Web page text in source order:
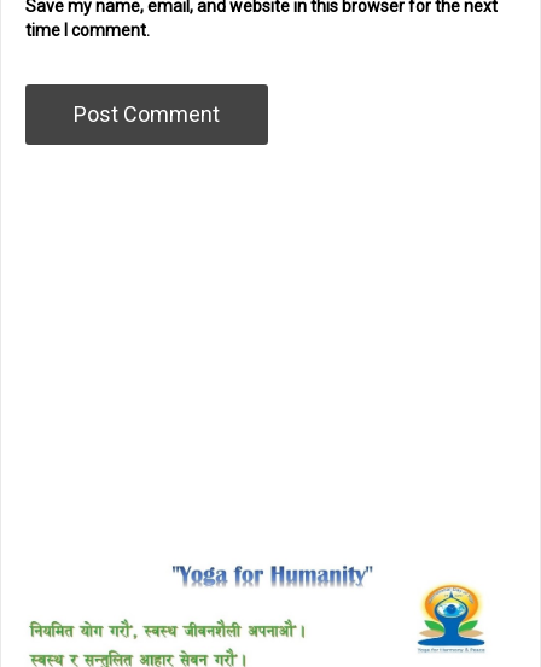
Save my name, email, and website in this browser for the next
time I comment.